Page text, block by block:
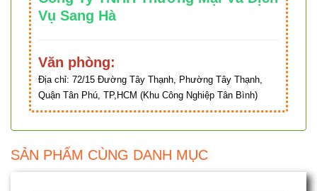
Vụ Sang Hà
Văn phòng:
Địa chỉ: 72/15 Đường Tây Thạnh, Phường Tây Thạnh,
Quận Tân Phú, TP,HCM (Khu Công Nghiệp Tân Bình)
SẢN PHẨM CÙNG DANH MỤC